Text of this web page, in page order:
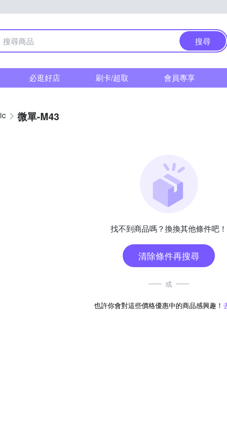
搜尋
必逛好店 刷卡/超取 會員專享
微單-M43
找不到商品嗎？換換其他條件吧！
清除條件再搜尋
或
也許你會對這些價格優惠中的商品感興趣！